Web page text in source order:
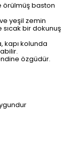
örülmüş baston
yeşil zemin
bir dokunuş
kapı kolunda
özgüdür.